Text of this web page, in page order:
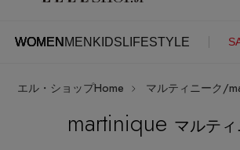
WOMEN MEN KIDS LIFESTYLE
WOMENMENKIDSLIFESTYLE
ログイン
エル・ショップHome マルティニーク/
martinique マルティ